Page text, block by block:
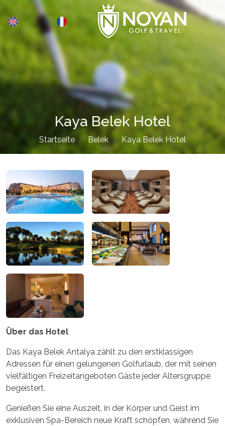
Kaya Belek Hotel
Startseite Belek Kaya Belek Hotel
Über das Hotel
Das Kaya Belek Antalya zählt zu den erstklassigen
Adressen für einen gelungenen Golfurlaub, der mit seinen
vielfältigen Freizeitangeboten Gäste jeder Altersgruppe
begeistert.
Genießen Sie eine Auszeit, in der Körper und Geist im
exklusiven Spa-Bereich neue Kraft schöpfen, während Sie